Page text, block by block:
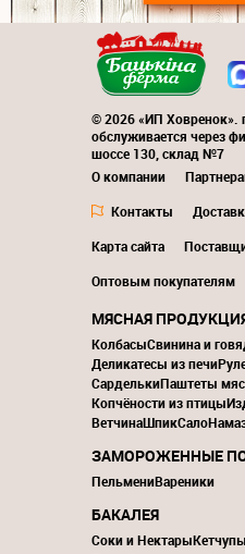
© 2026 «ИП Ховренок».
обслуживается через
шоссе 130, склад №7
О компании
Контакты
Карта сайта
Оптовым покупателям
МЯСНАЯ
КолбасыСвинина и
Деликатесы из печи
СарделькиПаштеты
Копчёности из птицы
ВетчинаШпикСало
ЗАМОРОЖЕННЫЕ
ПельмениВареники
БАКАЛЕЯ
Соки и Нектары